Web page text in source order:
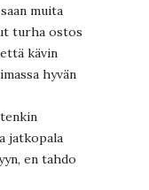
muita
turha ostos
kävin
hyvän
jatkopala
en tahdo